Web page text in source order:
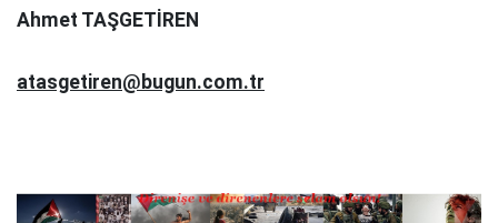
Ahmet TAŞGETİREN
atasgetiren@bugun.com.tr